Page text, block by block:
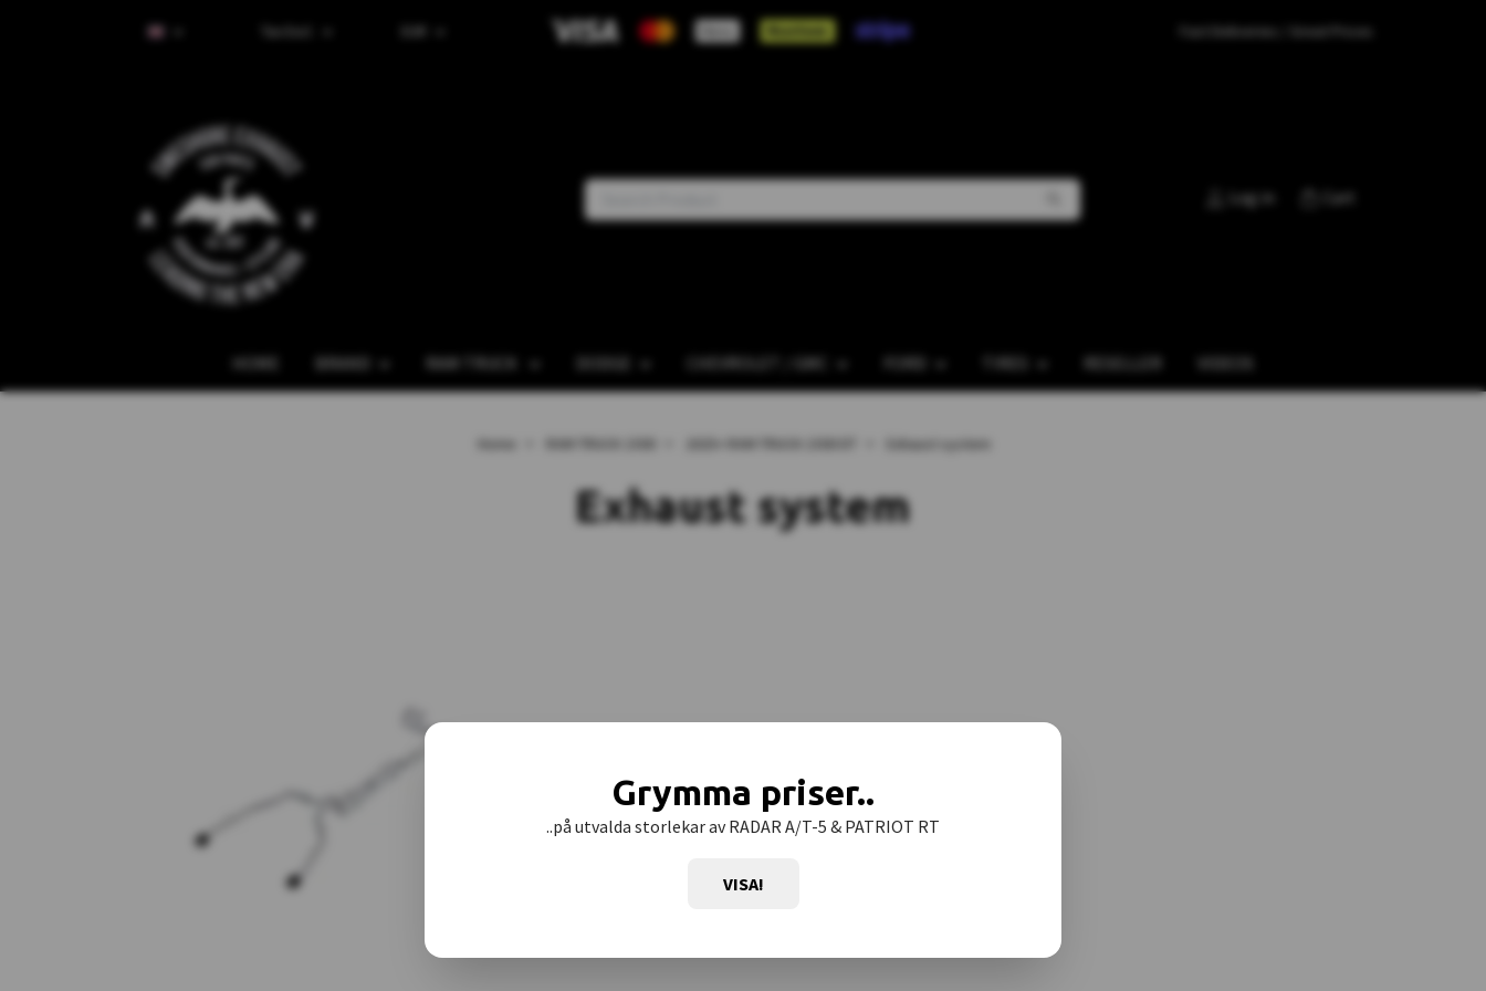
Tax Excl. Fast Deliveries / Great Prices
Log in Cart
HOME BRAND RAM TRUCK CHEVROLET / GMC
Home Exhaust system
Exhaust system
Grymma priser..
..på utvalda storlekar av RADAR A/T-5 & PATRIOT RT
VISA!